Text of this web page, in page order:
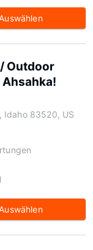
Outdoor
Idaho 83520, US